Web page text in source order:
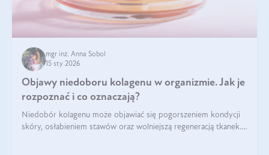
mgr inż. Anna Sobol
15 sty 2026
Objawy niedoboru kolagenu w organizmie. Jak je
rozpoznać i co oznaczają?
Niedobór kolagenu może objawiać się pogorszeniem kondycji
skóry, osłabieniem stawów oraz wolniejszą regeneracją tkanek.